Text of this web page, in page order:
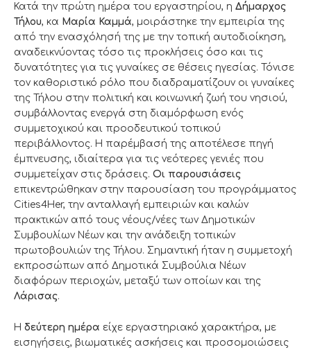
Κατά την πρώτη ημέρα του εργαστηρίου, η Δήμαρχος
Τήλου, κα Μαρία Καμμά, μοιράστηκε την εμπειρία της
από την ενασχόλησή της με την τοπική αυτοδιοίκηση,
αναδεικνύοντας τόσο τις προκλήσεις όσο και τις
δυνατότητες για τις γυναίκες σε θέσεις ηγεσίας. Τόνισε
τον καθοριστικό ρόλο που διαδραματίζουν οι γυναίκες
της Τήλου στην πολιτική και κοινωνική ζωή του νησιού,
συμβάλλοντας ενεργά στη διαμόρφωση ενός
συμμετοχικού και προοδευτικού τοπικού
περιβάλλοντος. Η παρέμβασή της αποτέλεσε πηγή
έμπνευσης, ιδιαίτερα για τις νεότερες γενιές που
συμμετείχαν στις δράσεις. Οι παρουσιάσεις
επικεντρώθηκαν στην παρουσίαση του προγράμματος
Cities4Her, την ανταλλαγή εμπειριών και καλών
πρακτικών από τους νέους/νέες των Δημοτικών
Συμβουλίων Νέων και την ανάδειξη τοπικών
πρωτοβουλιών της Τήλου. Σημαντική ήταν η συμμετοχή
εκπροσώπων από Δημοτικά Συμβούλια Νέων
διαφόρων περιοχών, μεταξύ των οποίων και της
Λάρισας.
Η δεύτερη ημέρα είχε εργαστηριακό χαρακτήρα, με
εισηγήσεις, βιωματικές ασκήσεις και προσομοιώσεις